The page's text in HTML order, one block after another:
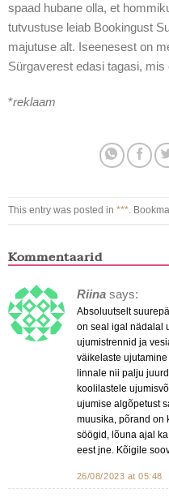
spaad hubane olla, et
tutvustuse leiab Bookingust
majutuse alt. Iseenesest on
Sürgaverest edasi tagasi, mis
*reklaam
This entry was posted in ***.
Kommentaarid
Riina says:
Absoluutselt
on seal igal nädalal
ujumistrennid ja
väikelaste
linnale nii palju
koolilastele
ujumise algõpetust
muusika, põrand on
söögid, lõuna ajal
eest jne. Kõigile
26/08/2023 at 05:48